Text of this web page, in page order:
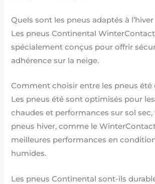
Quels sont les pneus adaptés à l’hiver
Les pneus Continental
spécialement conçus pour offrir
adhérence sur la neige.
Comment choisir entre les pneus été
Les pneus été sont optimisés pour
chaudes et performances sur sol sec,
pneus hiver, comme le
meilleures performances en
humides.
Les pneus Continental sont-ils